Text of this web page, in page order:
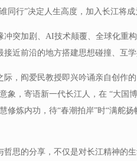
同行”决定人生高度，加入长江将
冲突加剧、AI技术颠覆、全球化重
接近前沿的地方搭建思想碰撞、互
际，阎爱民教授即兴吟诵亲自创作
象，寄语新一代长江人，在 “大国
修炼内功，待“春潮拍岸”时“满舵
哲思的分享，不仅是对长江精神的